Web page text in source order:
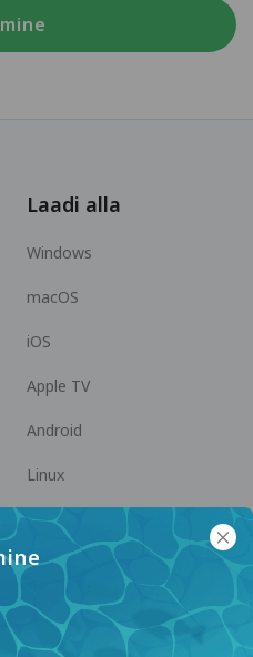
Laadi alla
Windows
macOS
iOS
Apple TV
Android
Linux
Android TV
Koostöö
Hakka Partneriks